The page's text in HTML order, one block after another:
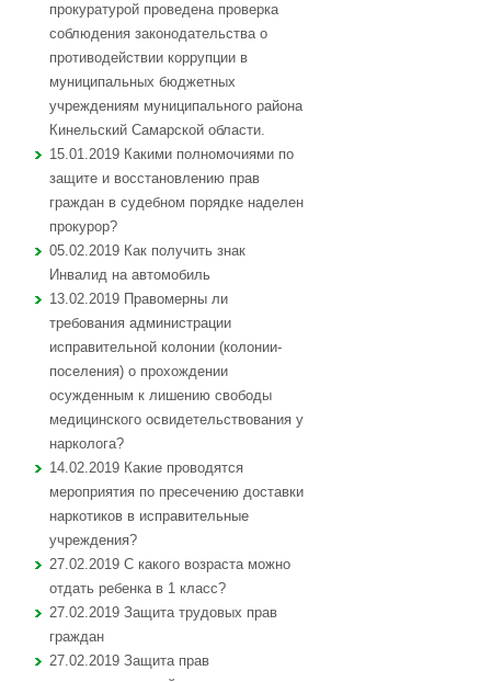
прокуратурой проведена проверка
соблюдения законодательства о
противодействии коррупции в
муниципальных бюджетных
учреждениям муниципального района
Кинельский Самарской области.
15.01.2019 Какими полномочиями по
защите и восстановлению прав
граждан в судебном порядке наделен
прокурор?
05.02.2019 Как получить знак
Инвалид на автомобиль
13.02.2019 Правомерны ли
требования администрации
исправительной колонии (колонии-
поселения) о прохождении
осужденным к лишению свободы
медицинского освидетельствования у
нарколога?
14.02.2019 Какие проводятся
мероприятия по пресечению доставки
наркотиков в исправительные
учреждения?
27.02.2019 С какого возраста можно
отдать ребенка в 1 класс?
27.02.2019 Защита трудовых прав
граждан
27.02.2019 Защита прав